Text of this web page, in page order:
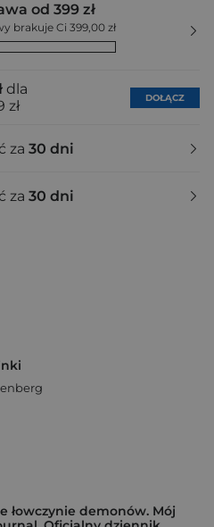
od 399 zł
brakuje Ci 399,00 zł
dla
zł
DOŁĄCZ
za 30 dni
za 30 dni
łowczynie demonów. Mój